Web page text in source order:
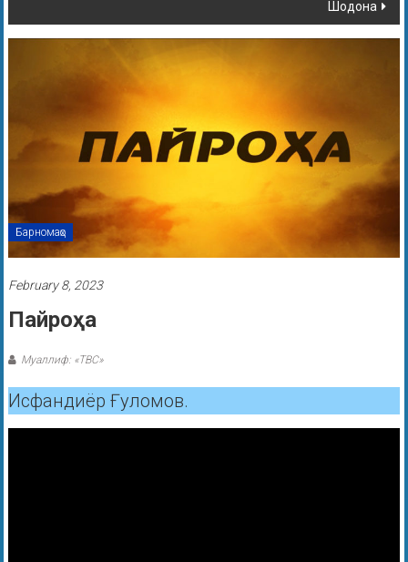
Шодона
Барномаҳо
February 8, 2023
Пайроҳа
Муаллиф: «ТВС»
Исфандиёр Ғуломов.